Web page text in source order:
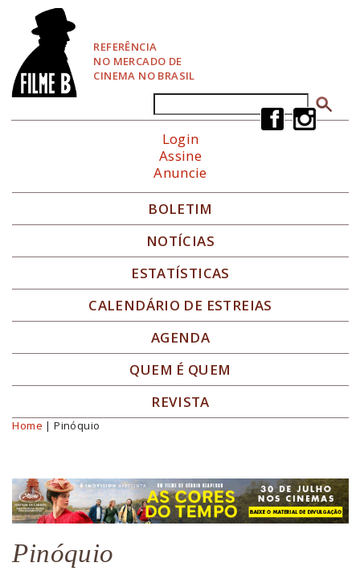
REFERÊNCIA
NO MERCADO DE
CINEMA NO BRASIL
Formulário de busca
Login
Assine
Anuncie
BOLETIM
NOTÍCIAS
ESTATÍSTICAS
CALENDÁRIO DE ESTREIAS
AGENDA
QUEM É QUEM
REVISTA
Você está aqui
Home | Pinóquio
Pinóquio